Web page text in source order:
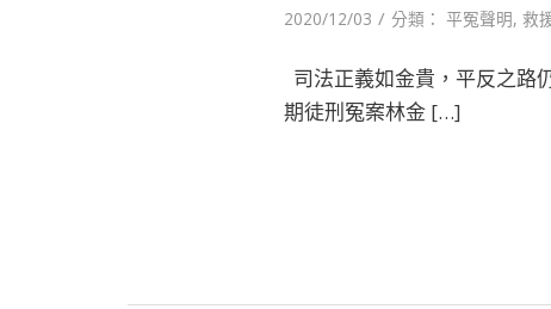
2020/12/03 / 分類： 平冤聲明, 救
司法正義如金貴，平反之路
期徒刑冤案林金 […]